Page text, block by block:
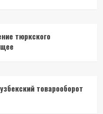
тюркского
товарооборот